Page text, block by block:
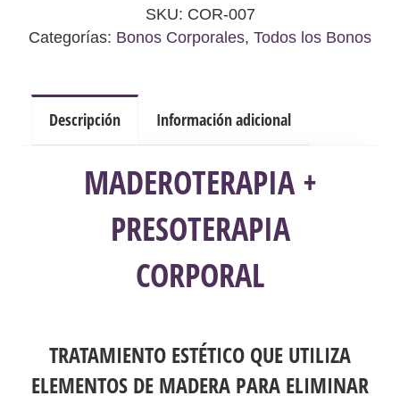
-
1,
8
Sesiones
cantidad
SKU: COR-007
Categorías: Bonos Corporales, Todos los Bonos
Descripción Información adicional
MADEROTERAPIA +
PRESOTERAPIA
CORPORAL
TRATAMIENTO ESTÉTICO QUE UTILIZA
ELEMENTOS DE MADERA PARA ELIMINAR